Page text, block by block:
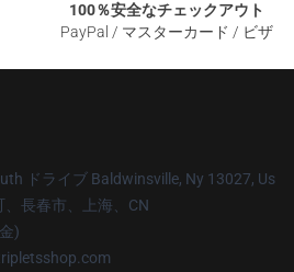
100％安全なチェックアウト
PayPal / マスターカード / ビザ
ドライブ Baldwinsville, Ny 13027, Us
、長春市、上海、CN
)